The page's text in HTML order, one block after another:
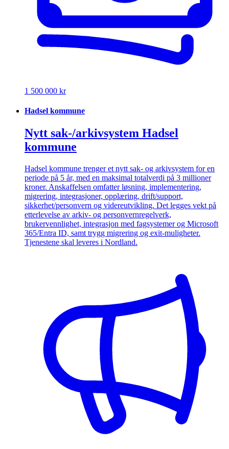
1 500 000 kr
Hadsel kommune
Nytt sak-/arkivsystem Hadsel
kommune
Hadsel kommune trenger et nytt sak- og arkivsystem for en
periode på 5 år, med en maksimal totalverdi på 3 millioner
kroner. Anskaffelsen omfatter løsning, implementering,
migrering, integrasjoner, opplæring, drift/support,
sikkerhet/personvern og videreutvikling. Det legges vekt på
etterlevelse av arkiv- og personvernregelverk,
brukervennlighet, integrasjon med fagsystemer og Microsoft
365/Entra ID, samt trygg migrering og exit-muligheter.
Tjenestene skal leveres i Nordland.